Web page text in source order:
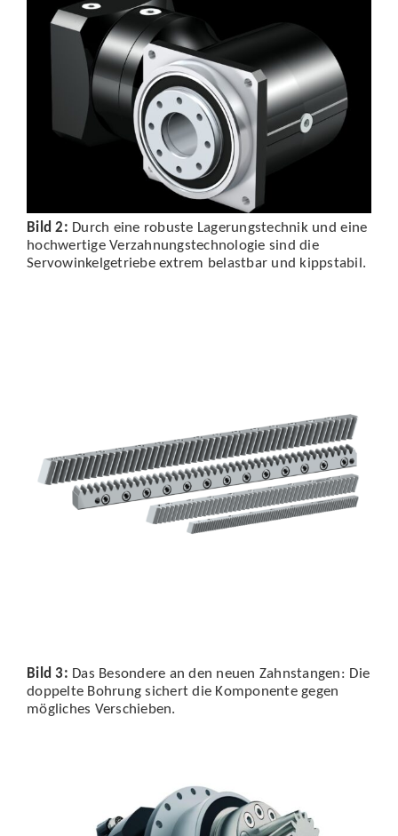
Bild 2: Durch eine robuste Lagerungstechnik und eine
hochwertige Verzahnungstechnologie sind die
Servowinkelgetriebe extrem belastbar und kippstabil.
Bild 3: Das Besondere an den neuen Zahnstangen: Die
doppelte Bohrung sichert die Komponente gegen
mögliches Verschieben.